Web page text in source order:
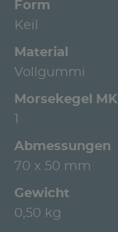
Form
Keil
Material
Vollgummi
Morsekegel MK
Abmessungen
70 x 50 mm
Gewicht
0,50 kg